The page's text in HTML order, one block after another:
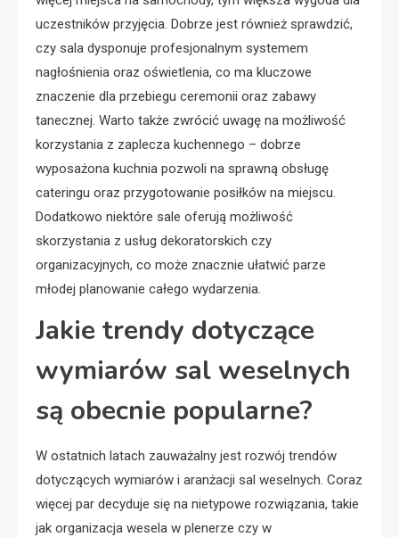
uczestników przyjęcia. Dobrze jest również sprawdzić,
czy sala dysponuje profesjonalnym systemem
nagłośnienia oraz oświetlenia, co ma kluczowe
znaczenie dla przebiegu ceremonii oraz zabawy
tanecznej. Warto także zwrócić uwagę na możliwość
korzystania z zaplecza kuchennego – dobrze
wyposażona kuchnia pozwoli na sprawną obsługę
cateringu oraz przygotowanie posiłków na miejscu.
Dodatkowo niektóre sale oferują możliwość
skorzystania z usług dekoratorskich czy
organizacyjnych, co może znacznie ułatwić parze
młodej planowanie całego wydarzenia.
Jakie trendy dotyczące
wymiarów sal weselnych
są obecnie popularne?
W ostatnich latach zauważalny jest rozwój trendów
dotyczących wymiarów i aranżacji sal weselnych. Coraz
więcej par decyduje się na nietypowe rozwiązania, takie
jak organizacja wesela w plenerze czy w